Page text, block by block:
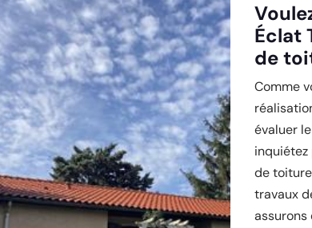
Éclat
de
Comme
évaluer
inquiétez
de
travaux
assurons